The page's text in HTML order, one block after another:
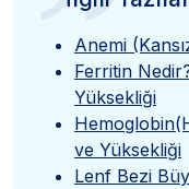
Anemi
Ferritin
Yüksekliği
ve Yüksekliği
Lenf Bezi